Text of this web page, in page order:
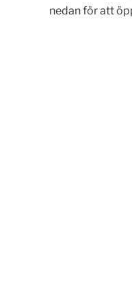
nedan för att